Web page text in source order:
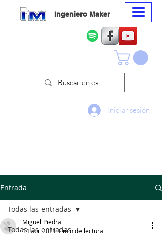
Ingeniero Maker
Iniciar sesión
Entrada
Todas las entradas
Todas las entradas
Miguel Piedra
14 abr 20211 min de lectura